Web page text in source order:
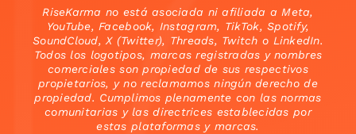
RiseKarma no está asociada ni afiliada a Meta,
YouTube, Facebook, Instagram, TikTok, Spotify,
SoundCloud, X (Twitter), Threads, Twitch o LinkedIn.
Todos los logotipos, marcas registradas y nombres
comerciales son propiedad de sus respectivos
propietarios, y no reclamamos ningún derecho de
propiedad. Cumplimos plenamente con las normas
comunitarias y las directrices establecidas por
estas plataformas y marcas.